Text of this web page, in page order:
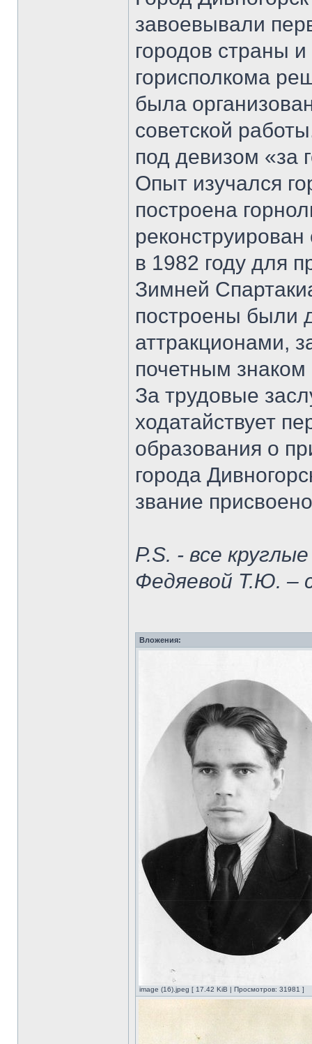
завоевывали
городов страны
горисполкома
была
советской
под девизом «за
Опыт изучался
построена
в 1982 году для
Зимней
построены были
аттракционами,
почетным знаком
За трудовые
ходатайствует
образования о
города
звание
P.S. - все
Федяевой Т.Ю. –
Вложения:
image (16).jpeg [ 17.42 KiB | Просмотров: 31981 ]